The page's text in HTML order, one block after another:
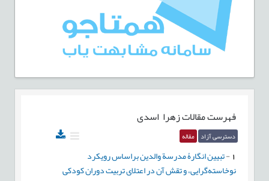
فهرست مقالاتزهرا اسدی
دسترسی آزاد مقاله
-تبیین انگارۀ مدرسة والدین براساس رویکرد
نوخاسته‌گرایی، و تقش آن در اعتلای تربیت دوران کودکی